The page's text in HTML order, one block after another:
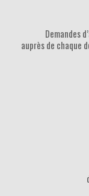
Demandes
auprès de chaque